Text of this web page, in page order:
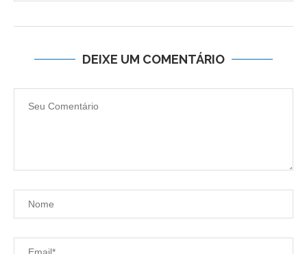
DEIXE UM COMENTÁRIO